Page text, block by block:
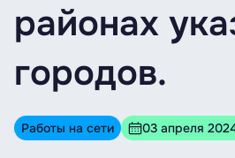
районах
городов.
Работы на сети 03 апреля